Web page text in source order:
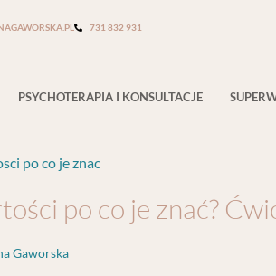
731 832 931
PSYCHOTERAPIA I KONSULTACJE
po co je znać?
Gaworska